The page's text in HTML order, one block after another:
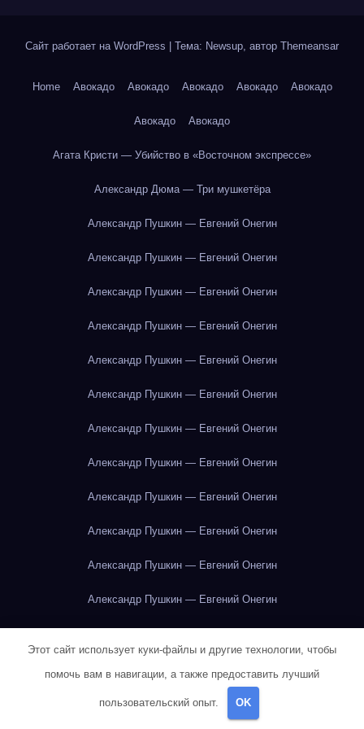
Сайт работает на WordPress | Тема: Newsup, автор Themeansar
Home Авокадо Авокадо Авокадо Авокадо Авокадо
Авокадо Авокадо
Агата Кристи — Убийство в «Восточном экспрессе»
Александр Дюма — Три мушкетёра
Александр Пушкин — Евгений Онегин
Александр Пушкин — Евгений Онегин
Александр Пушкин — Евгений Онегин
Александр Пушкин — Евгений Онегин
Александр Пушкин — Евгений Онегин
Александр Пушкин — Евгений Онегин
Александр Пушкин — Евгений Онегин
Александр Пушкин — Евгений Онегин
Александр Пушкин — Евгений Онегин
Александр Пушкин — Евгений Онегин
Александр Пушкин — Евгений Онегин
Александр Пушкин — Евгений Онегин
Александр Пушкин — Евгений Онегин
Этот сайт использует куки-файлы и другие технологии, чтобы
помочь вам в навигации, а также предоставить лучший
пользовательский опыт. OK